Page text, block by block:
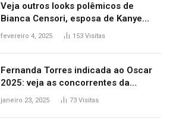
Veja outros looks polêmicos de
Bianca Censori, esposa de Kanye
West que apareceu nua no Grammy
fevereiro 4, 2025 153 Visitas
Fernanda Torres indicada ao Oscar
2025: veja as concorrentes da
brasileira a melhor atriz
janeiro 23, 2025 73 Visitas